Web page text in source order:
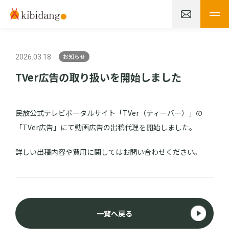
2026.03.18 お知らせ
TVer広告の取り扱いを開始しました
民放公式テレビポータルサイト「TVer（ティーバー）」の
「TVer広告」にて動画広告の出稿代理を開始しました。
詳しい出稿内容や費用に関してはお問い合わせください。
一覧へ戻る